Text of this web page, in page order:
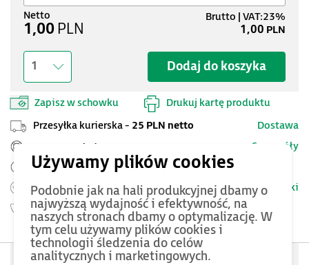
Dodaj do koszyka
1
Zapisz w schowku Drukuj kartę produktu
1,00 PLN 1,00 PLN
Przesyłka kurierska - 25 PLN netto
Dostawa
Pomoc Techniczna ASTOR
Szczegóły
Zamów przed 12:00 - dostawa następnego dnia
Możesz zwrócić produktdo 14 dni.
Warunki
Gwarancja24 miesięcy
Oceń produkt
Podobnie jak na hali produkcyjnej dbamy o
najwyższą wydajność i efektywność, na
naszych stronach dbamy o optymalizację. W
tym celu używamy plików cookies i
technologii śledzenia do celów
analitycznych i marketingowych.